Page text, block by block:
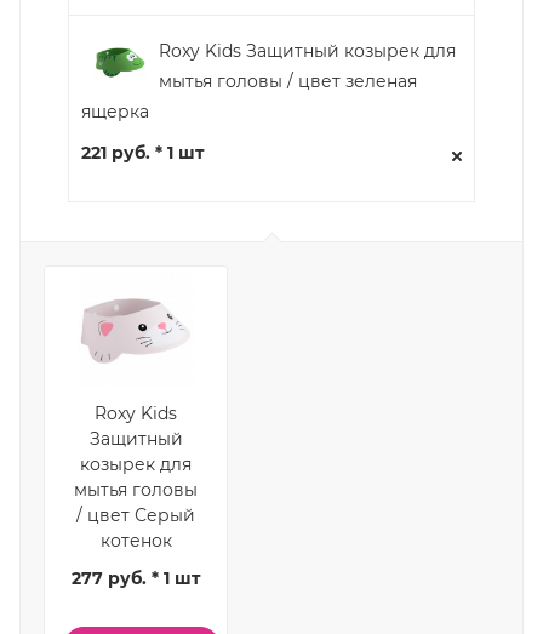
Roxy Kids Защитный козырек для
мытья головы / цвет зеленая
ящерка
221 руб. * 1 шт
Roxy Kids
Защитный
козырек для
мытья головы
/ цвет Серый
котенок
277 руб. * 1 шт